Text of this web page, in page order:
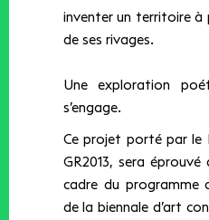
inventer un territoire à
de ses rivages.
Une exploration
s’engage.
Ce projet porté par le
GR2013, sera
cadre du programme
de la biennale d’art